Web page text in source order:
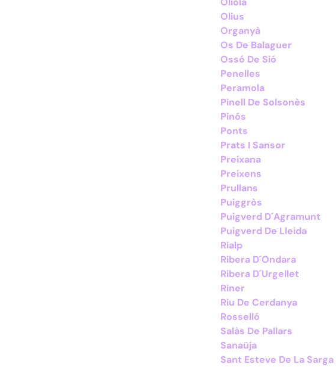
Olius
Organyà
Os De Balaguer
Ossó De Sió
Penelles
Peramola
Pinell De Solsonès
Pinós
Ponts
Prats I Sansor
Preixana
Preixens
Prullans
Puiggròs
Puigverd D´Agramunt
Puigverd De Lleida
Rialp
Ribera D´Ondara
Ribera D´Urgellet
Riner
Riu De Cerdanya
Rosselló
Salàs De Pallars
Sanaüja
Sant Esteve De La Sarga